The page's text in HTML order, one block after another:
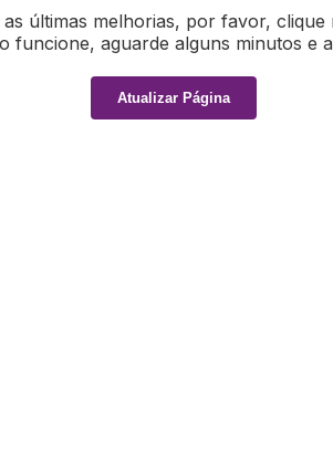
últimas melhorias, por favor, clique
funcione, aguarde alguns minutos e
Atualizar Página